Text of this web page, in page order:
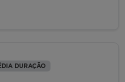
DURAÇÃO